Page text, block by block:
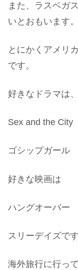
また、ラスベガ
いとおもいます。
とにかくアメリ
です。
好きなドラマは、
Sex and the City
ゴシップガール
好きな映画は
ハングオーバー
スリーデイズで
海外旅行に行って